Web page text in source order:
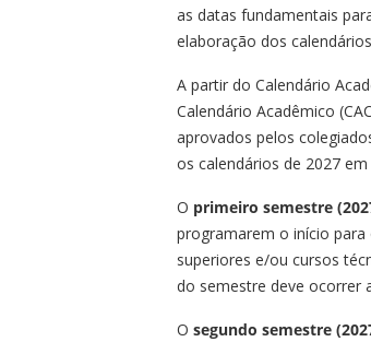
as datas fundamentais
elaboração dos
A partir do Calendário
Calendário Acadêmico
aprovados pelos
os calendários de 2027
O primeiro semestre
programarem o início para
superiores e/ou cursos
do semestre deve ocorrer
O segundo semestre